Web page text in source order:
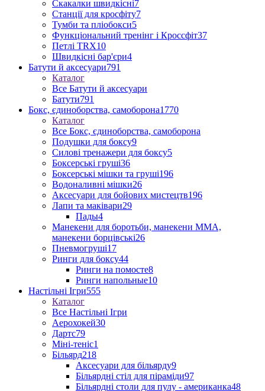
Скакалки швидкісні7
Станції для кросфіту7
Тумби та пліобокси5
Функціональний тренінг і Кроссфіт37
Петлі TRX10
Швидкісні бар'єри4
Батути й аксесуари791
Каталог
Все Батути й аксесуари
Батути791
Бокс, єдиноборства, самоборона1770
Каталог
Все Бокс, єдиноборства, самоборона
Подушки для боксу9
Силові тренажери для боксу5
Боксерські груші36
Боксерські мішки та груші196
Водоналивні мішки26
Аксесуари для бойових мистецтв196
Лапи та маківари29
Пады4
Манекени для боротьби, манекени ММА,
манекени борцівські26
Пневмогруші17
Ринги для боксу44
Ринги на помосте8
Ринги напольные10
Настільні Ігри555
Каталог
Все Настільні Ігри
Аерохокей30
Дартс79
Міні-теніс1
Більярд218
Аксесуари для більярду9
Більярдні стіл для піраміди97
Більярдні столи для пулу - американка48